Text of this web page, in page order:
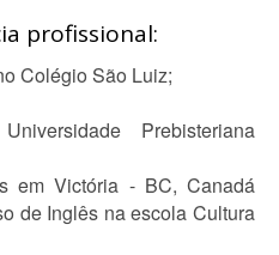
profissional:
Colégio São Luiz;
Prebisteriana
em Victória - BC, Canadá
de Inglês na escola Cultura